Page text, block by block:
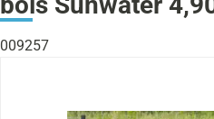
009257